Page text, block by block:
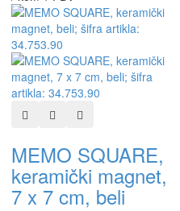
Dodaj u listu želja
Dodaj u listu za
MEMO SQUARE,
keramički magnet,
7 x 7 cm, beli